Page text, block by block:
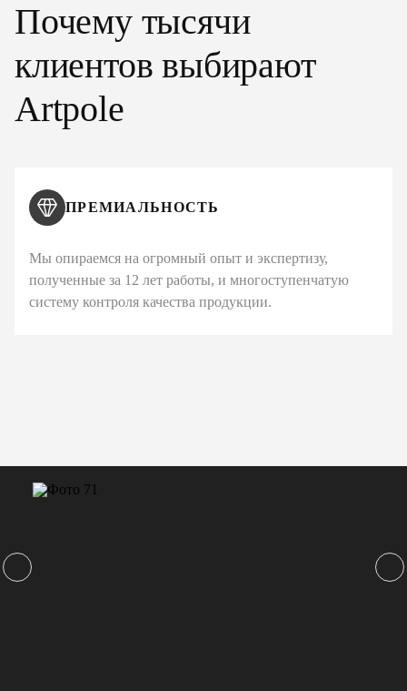
Почему тысячи
клиентов выбирают
Artpole
ПРЕМИАЛЬНОСТЬ
Мы опираемся на огромный опыт и экспертизу,
полученные за 12 лет работы, и многоступенчатую
систему контроля качества продукции.